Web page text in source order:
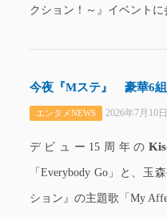
クション！～』イベントに
今夜『Mステ』 豪華6
エンタメNEWS 2026年7月10
デビュー15周年の
「Everybody Go」と、玉
ション』の主題歌「My